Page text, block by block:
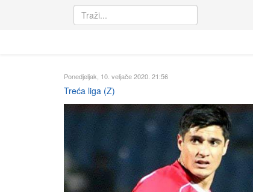
Ponedjeljak, 10. veljače 2020. 21:56
Treća liga (Z)